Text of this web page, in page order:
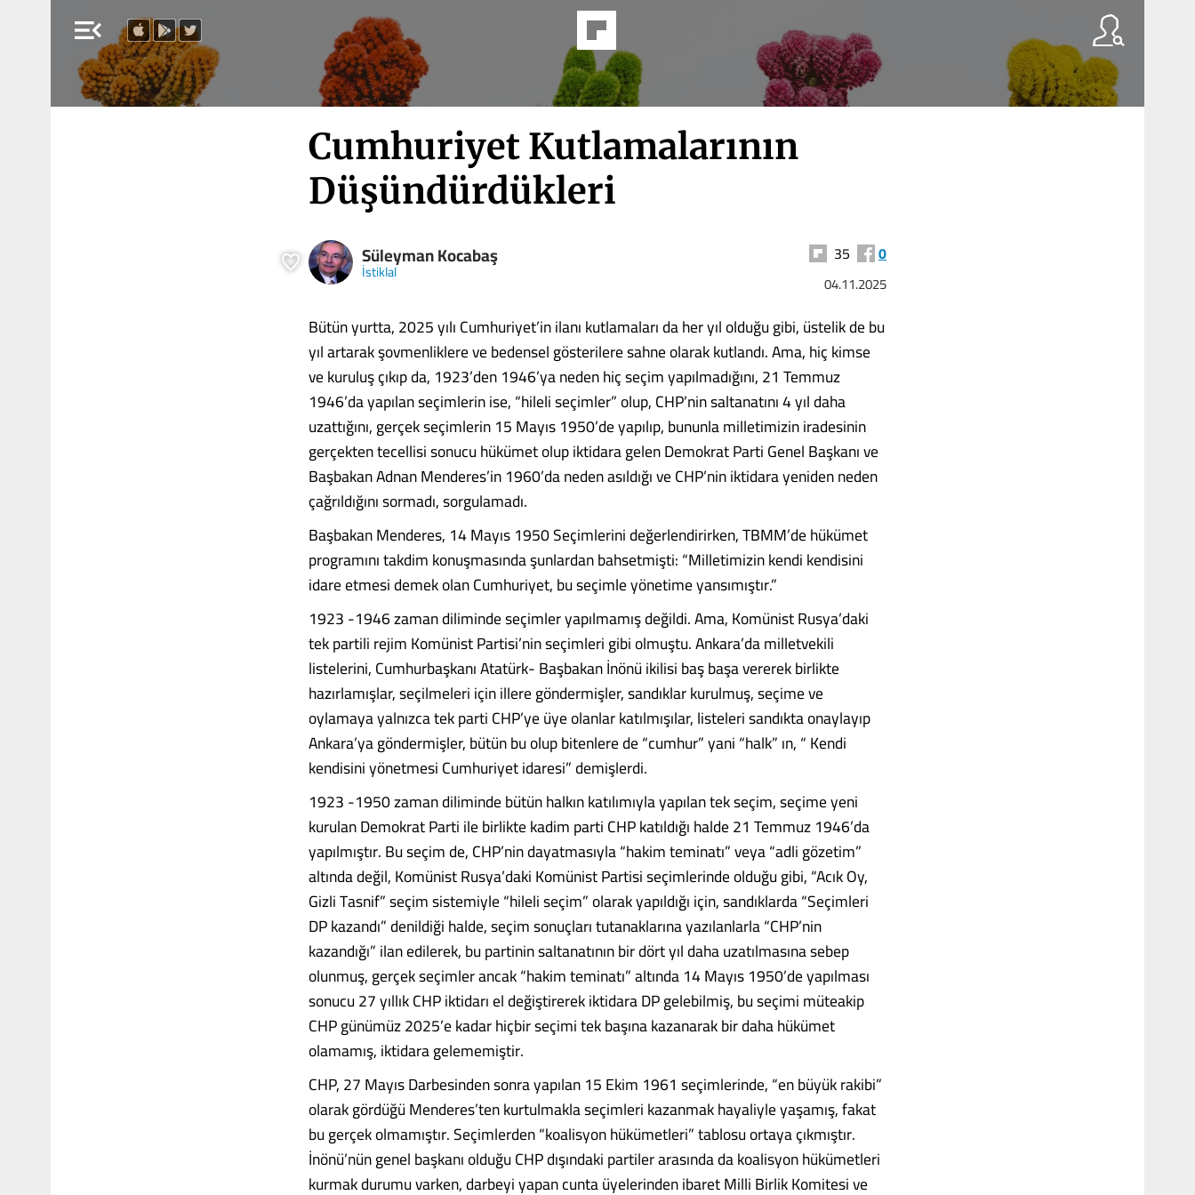
menu_open
Cumhuriyet Kutlamalarının
Düşündürdükleri
Süleyman Kocabaş
İstiklal
35 0
04.11.2025
Bütün yurtta, 2025 yılı Cumhuriyet’in ilanı kutlamaları da her yıl olduğu gibi, üstelik de bu
yıl artarak şovmenliklere ve bedensel gösterilere sahne olarak kutlandı. Ama, hiç kimse
ve kuruluş çıkıp da, 1923’den 1946’ya neden hiç seçim yapılmadığını, 21 Temmuz
1946’da yapılan seçimlerin ise, “hileli seçimler” olup, CHP’nin saltanatını 4 yıl daha
uzattığını, gerçek seçimlerin 15 Mayıs 1950’de yapılıp, bununla milletimizin iradesinin
gerçekten tecellisi sonucu hükümet olup iktidara gelen Demokrat Parti Genel Başkanı ve
Başbakan Adnan Menderes’in 1960’da neden asıldığı ve CHP’nin iktidara yeniden neden
çağrıldığını sormadı, sorgulamadı.
Başbakan Menderes, 14 Mayıs 1950 Seçimlerini değerlendirirken, TBMM’de hükümet
programını takdim konuşmasında şunlardan bahsetmişti: “Milletimizin kendi kendisini
idare etmesi demek olan Cumhuriyet, bu seçimle yönetime yansımıştır.”
1923 -1946 zaman diliminde seçimler yapılmamış değildi. Ama, Komünist Rusya’daki
tek partili rejim Komünist Partisi’nin seçimleri gibi olmuştu. Ankara’da milletvekili
listelerini, Cumhurbaşkanı Atatürk- Başbakan İnönü ikilisi baş başa vererek birlikte
hazırlamışlar, seçilmeleri için illere göndermişler, sandıklar kurulmuş, seçime ve
oylamaya yalnızca tek parti CHP’ye üye olanlar katılmışılar, listeleri sandıkta onaylayıp
Ankara’ya göndermişler, bütün bu olup bitenlere de “cumhur” yani “halk” ın, “ Kendi
kendisini yönetmesi Cumhuriyet idaresi” demişlerdi.
1923 -1950 zaman diliminde bütün halkın katılımıyla yapılan tek seçim, seçime yeni
kurulan Demokrat Parti ile birlikte kadim parti CHP katıldığı halde 21 Temmuz 1946’da
yapılmıştır. Bu seçim de, CHP’nin dayatmasıyla “hakim teminatı” veya “adli gözetim”
altında değil, Komünist Rusya’daki Komünist Partisi seçimlerinde olduğu gibi, “Acık Oy,
Gizli Tasnif” seçim sistemiyle “hileli seçim” olarak yapıldığı için, sandıklarda “Seçimleri
DP kazandı” denildiği halde, seçim sonuçları tutanaklarına yazılanlarla “CHP’nin
kazandığı” ilan edilerek, bu partinin saltanatının bir dört yıl daha uzatılmasına sebep
olunmuş, gerçek seçimler ancak “hakim teminatı” altında 14 Mayıs 1950’de yapılması
sonucu 27 yıllık CHP iktidarı el değiştirerek iktidara DP gelebilmiş, bu seçimi müteakip
CHP günümüz 2025’e kadar hiçbir seçimi tek başına kazanarak bir daha hükümet
olamamış, iktidara gelememiştir.
CHP, 27 Mayıs Darbesinden sonra yapılan 15 Ekim 1961 seçimlerinde, “en büyük rakibi”
olarak gördüğü Menderes’ten kurtulmakla seçimleri kazanmak hayaliyle yaşamış, fakat
bu gerçek olmamıştır. Seçimlerden “koalisyon hükümetleri” tablosu ortaya çıkmıştır.
İnönü’nün genel başkanı olduğu CHP dışındaki partiler arasında da koalisyon hükümetleri
kurmak durumu varken, darbeyi yapan cunta üyelerinden ibaret Milli Birlik Komitesi ve